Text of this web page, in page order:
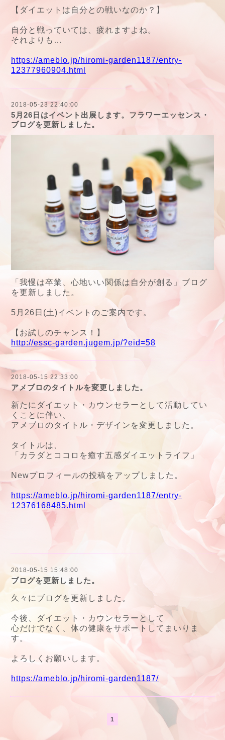
【ダイエットは自分との戦いなのか？】
自分と戦っていては、疲れますよね。
それよりも…
https://ameblo.jp/hiromi-garden1187/entry-
12377960904.html
2018-05-23 22:40:00
5月26日はイベント出展します。フラワーエッセンス・
ブログを更新しました。
「我慢は卒業、心地いい関係は自分が創る」ブログ
を更新しました。
5月26日(土)イベントのご案内です。
【お試しのチャンス！】
http://essc-garden.jugem.jp/?eid=58
2018-05-15 22:33:00
アメブロのタイトルを変更しました。
新たにダイエット・カウンセラーとして活動してい
くことに伴い、
アメブロのタイトル・デザインを変更しました。
タイトルは、
「カラダとココロを癒す五感ダイエットライフ」
Newプロフィールの投稿をアップしました。
https://ameblo.jp/hiromi-garden1187/entry-
12376168485.html
2018-05-15 15:48:00
ブログを更新しました。
久々にブログを更新しました。
今後、ダイエット・カウンセラーとして
心だけでなく、体の健康をサポートしてまいりま
す。
よろしくお願いします。
https://ameblo.jp/hiromi-garden1187/
1